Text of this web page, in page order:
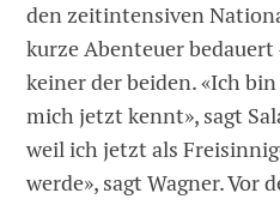
den zeitintensiven
kurze Abenteuer
keiner der beiden. «Ich
mich jetzt kennt», sagt
weil ich jetzt als
werde», sagt Wagner. Vor